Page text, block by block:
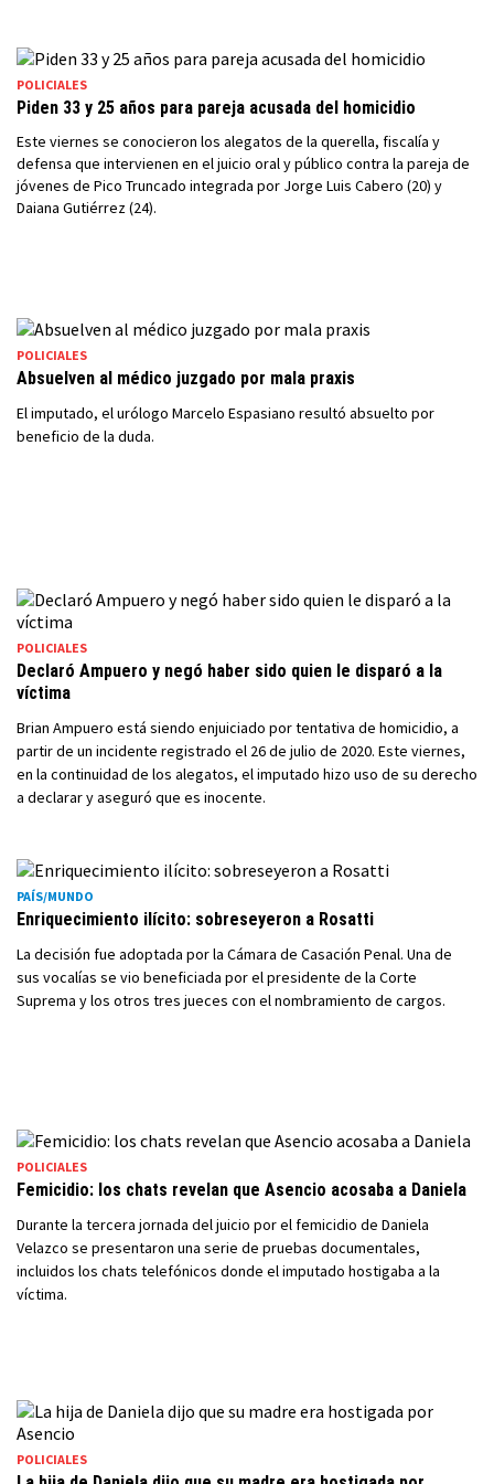
POLICIALES
Piden 33 y 25 años para pareja acusada del homicidio
Este viernes se conocieron los alegatos de la querella, fiscalía y
defensa que intervienen en el juicio oral y público contra la pareja de
jóvenes de Pico Truncado integrada por Jorge Luis Cabero (20) y
Daiana Gutiérrez (24).
POLICIALES
Absuelven al médico juzgado por mala praxis
El imputado, el urólogo Marcelo Espasiano resultó absuelto por
beneficio de la duda.
POLICIALES
Declaró Ampuero y negó haber sido quien le disparó a la
víctima
Brian Ampuero está siendo enjuiciado por tentativa de homicidio, a
partir de un incidente registrado el 26 de julio de 2020. Este viernes,
en la continuidad de los alegatos, el imputado hizo uso de su derecho
a declarar y aseguró que es inocente.
PAÍS/MUNDO
Enriquecimiento ilícito: sobreseyeron a Rosatti
La decisión fue adoptada por la Cámara de Casación Penal. Una de
sus vocalías se vio beneficiada por el presidente de la Corte
Suprema y los otros tres jueces con el nombramiento de cargos.
POLICIALES
Femicidio: los chats revelan que Asencio acosaba a Daniela
Durante la tercera jornada del juicio por el femicidio de Daniela
Velazco se presentaron una serie de pruebas documentales,
incluidos los chats telefónicos donde el imputado hostigaba a la
víctima.
POLICIALES